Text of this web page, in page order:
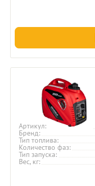
Артикул
Бренд
Тип топлива
Количество фаз
Тип запуска
Вес, кг